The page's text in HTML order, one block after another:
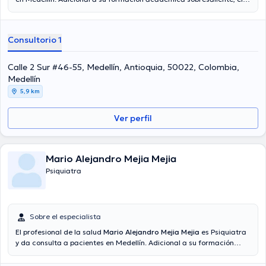
El Dr. cuenta con varios años de experiencia laboral en su disciplina.
asociaciones médicas. Luis Alfonso Diez Acosta ha compartido en
considerables conferencias con el objetivo de tener una formación
continua en su ámbito de especialización y ha anunciado
importantes comunicados. La consulta se puede realizar en Español.
Consultorio 1
Calle 2 Sur #46-55, Medellín, Antioquia, 50022, Colombia,
Medellín
5,9 km
Ver perfil
Mario Alejandro Mejia Mejia
Psiquiatra
Sobre el especialista
El profesional de la salud Mario Alejandro Mejia Mejia es Psiquiatra
y da consulta a pacientes en Medellín. Adicional a su formación
especialidad. El doctor cuenta con muchos años de experiencia